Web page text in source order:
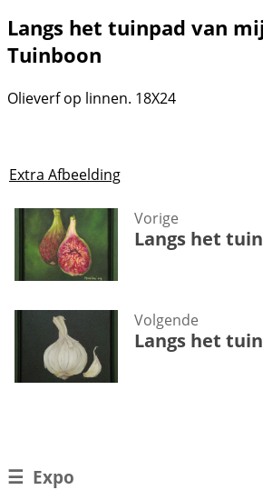
Langs het tuinpad van
Tuinboon
Olieverf op linnen. 18X24
Extra Afbeelding
Vorige
Volgende
☰ Expo